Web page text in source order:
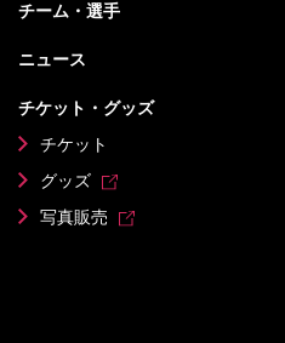
チーム・選手
ニュース
チケット・グッズ
チケット
グッズ
写真販売